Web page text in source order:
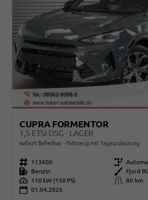
CUPRA FORMENTOR
1,5 ETSI DSG - LAGER
sofort lieferbar Fahrzeug mit Tageszulassung
Fahrzeugnr. 113600 Getriebe
Kraftstoff
Benzin Außenfarbe
Fjord
Leistung
110 kW (150 PS) Kilometerstand
80 km
01.04.2026